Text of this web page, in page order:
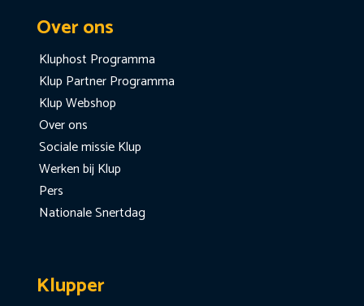
Over ons
Kluphost Programma
Klup Partner Programma
Klup Webshop
Over ons
Sociale missie Klup
Werken bij Klup
Pers
Nationale Snertdag
Klupper